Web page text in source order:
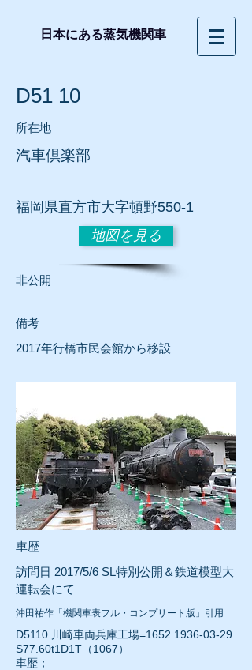
日本にある蒸気機関車
D51 10
所在地
汽車倶楽部
福岡県直方市大字頓野550-1
地図を見る
非公開
​備考
2017年行橋市民会館から移設
車歴
訪問日 2017/5/6 SL特別公開＆鉄道模型大
運転会にて
沖田祐作「機関車表フル・コンプリート版」引用
D5110 川崎車両兵庫工場=1652 1936-03-29
S77.60t1D1T（1067）
車歴；